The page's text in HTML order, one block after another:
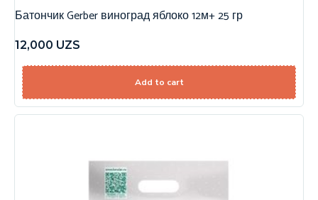
Батончик Gerber виноград яблоко 12м+ 25 гр
12,000 UZS
Add to cart